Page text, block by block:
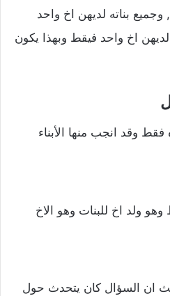
وأنجب 7 بنات , وجميع بناته لديهن اخ واحد
يعني ان 7 بنات لديهن اخ واحد فيقط وبهذا يكون
وقد انجب منها الأبناء
ولد اخ للبنات وهو الاخ
ان السؤال كان يتحدث حول